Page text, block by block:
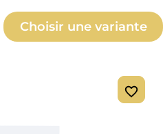
: Entrez la
Choisir une variante